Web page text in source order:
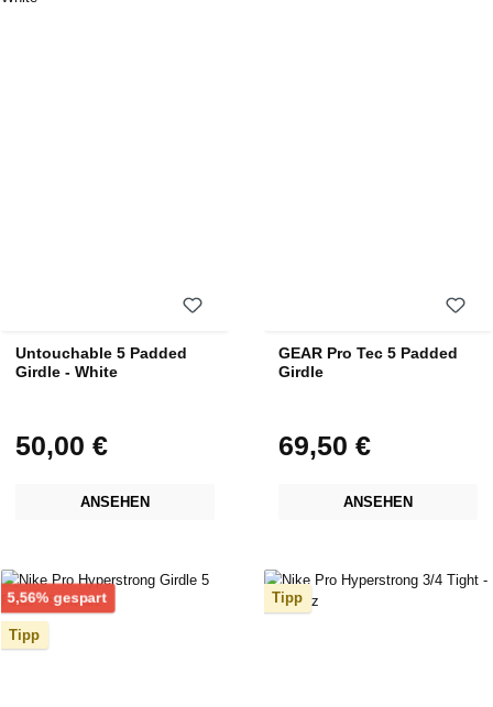
Untouchable 5 Padded
Girdle - White
Regulärer Preis:
50,00 €
ANSEHEN
GEAR Pro Tec 5 Padded
Girdle
Regulärer Preis:
69,50 €
ANSEHEN
5,56% gespart
Tipp
Tipp